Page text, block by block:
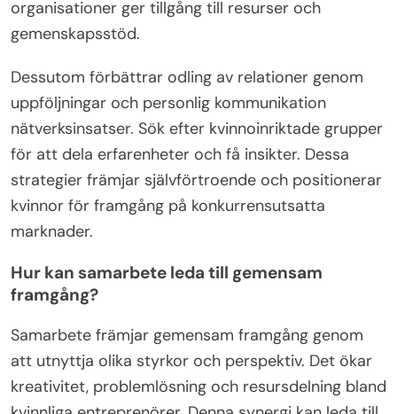
Vilka effektiva nätverksstrategier finns för
Att bygga ett starkt nätverk är avgörande för
kvinnliga entreprenörer. Effektiva strategier
inkluderar att delta i branschevenemang, utnyttja
sociala medieplattformar och gå med i
professionella organisationer.
Nätverkande på branschevenemang möjliggör
direkta interaktioner med potentiella mentorer och
samarbetspartners. Sociala medier, särskilt
och visa upp expertis. Att gå med i professionella
organisationer ger tillgång till resurser och
gemenskapsstöd.